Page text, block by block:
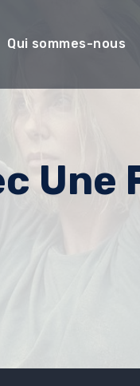
Qui sommes-nous
Une